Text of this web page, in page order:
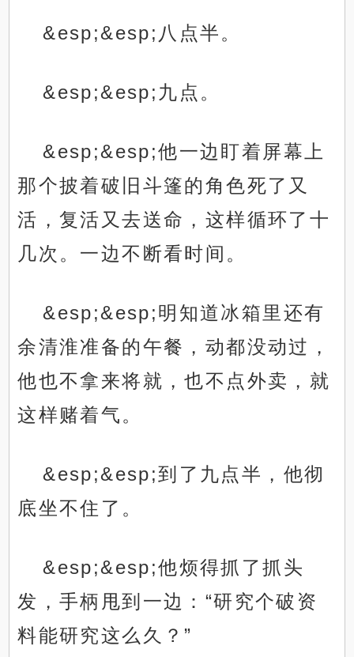
&esp;&esp;八点半。
&esp;&esp;九点。
&esp;&esp;他一边盯着屏幕上
那个披着破旧斗篷的角色死了又
活，复活又去送命，这样循环了十
几次。一边不断看时间。
&esp;&esp;明知道冰箱里还有
余清淮准备的午餐，动都没动过，
他也不拿来将就，也不点外卖，就
这样赌着气。
&esp;&esp;到了九点半，他彻
底坐不住了。
&esp;&esp;他烦得抓了抓头
发，手柄甩到一边：“研究个破资
料能研究这么久？”